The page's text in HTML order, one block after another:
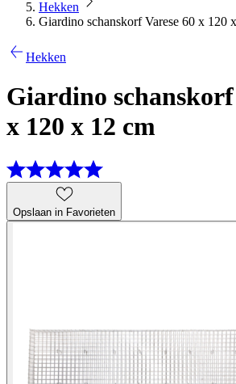
Hekken
Giardino schanskorf Varese 60 x 120
Hekken
Giardino schanskorf
x 120 x 12 cm
Opslaan in Favorieten